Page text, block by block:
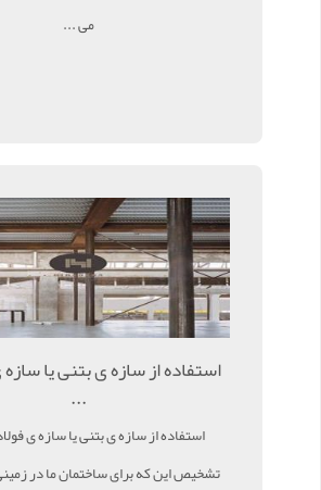
می ...
استفاده از سازه ی بتنی یا
...
استفاده از سازه ی بتنی یا سازه ی
تشخیص این که برای ساختمان ما در